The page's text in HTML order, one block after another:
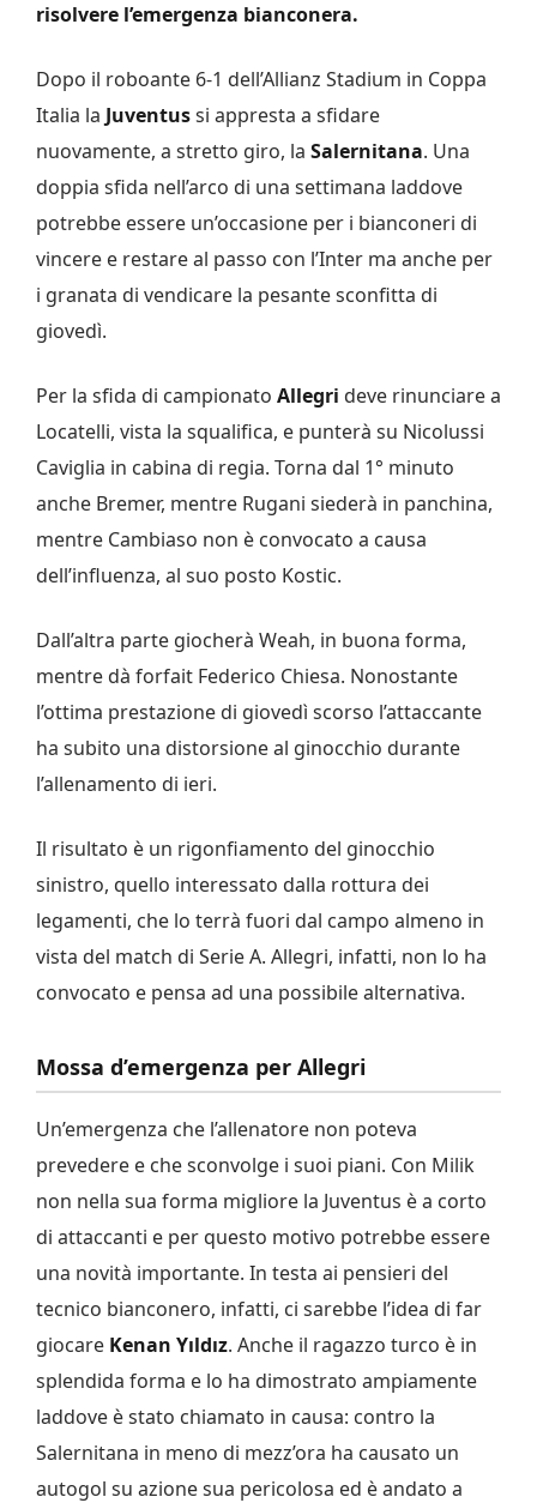
risolvere l’emergenza bianconera.
Dopo il roboante 6-1 dell’Allianz Stadium in Coppa
Italia la Juventussi appresta a sfidare
nuovamente, a stretto giro, la Salernitana. Una
doppia sfida nell’arco di una settimana laddove
potrebbe essere un’occasione per i bianconeri di
vincere e restare al passo con l’Inter ma anche per
i granata di vendicare la pesante sconfitta di
giovedì.
Per la sfida di campionato Allegri deve rinunciare a
Locatelli, vista la squalifica, e punterà su Nicolussi
Caviglia in cabina di regia. Torna dal 1° minuto
anche Bremer, mentre Rugani siederà in panchina,
mentre Cambiaso non è convocato a causa
dell’influenza, al suo posto Kostic.
Dall’altra parte giocherà Weah, in buona forma,
mentre dà forfait Federico Chiesa. Nonostante
l’ottima prestazione di giovedì scorso l’attaccante
ha subito una distorsione al ginocchio durante
l’allenamento di ieri.
Il risultato è un rigonfiamento del ginocchio
sinistro, quello interessato dalla rottura dei
legamenti, che lo terrà fuori dal campo almeno in
vista del match di Serie A. Allegri, infatti, non lo ha
convocato e pensa ad una possibile alternativa.
Mossa d’emergenza per Allegri
Un’emergenza che l’allenatore non poteva
prevedere e che sconvolge i suoi piani. Con Milik
non nella sua forma migliore la Juventus è a corto
di attaccanti e per questo motivo potrebbe essere
una novità importante. In testa ai pensieri del
tecnico bianconero, infatti, ci sarebbe l’idea di far
giocare Kenan Yıldız. Anche il ragazzo turco è in
splendida forma e lo ha dimostrato ampiamente
laddove è stato chiamato in causa: contro la
Salernitana in meno di mezz’ora ha causato un
autogol su azione sua pericolosa ed è andato a